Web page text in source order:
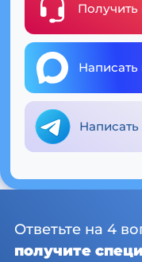
Получить
Написать
Написать
Ответьте на 4
получите